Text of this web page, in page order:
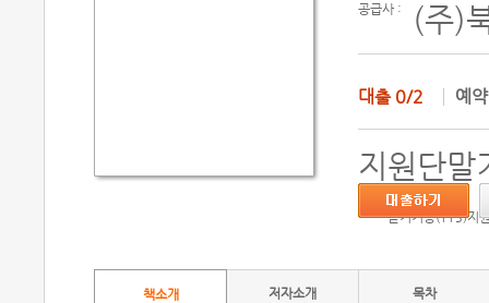
공급사 : (주)
대출 0/2 예
지원단말
듣기기능(TTS)지
책소개 저자소개 목차